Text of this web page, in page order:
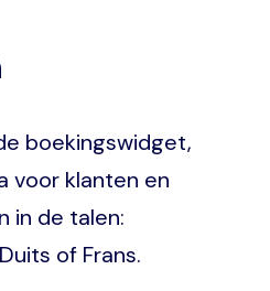
boekingswidget,
voor klanten en
in de talen:
of Frans.